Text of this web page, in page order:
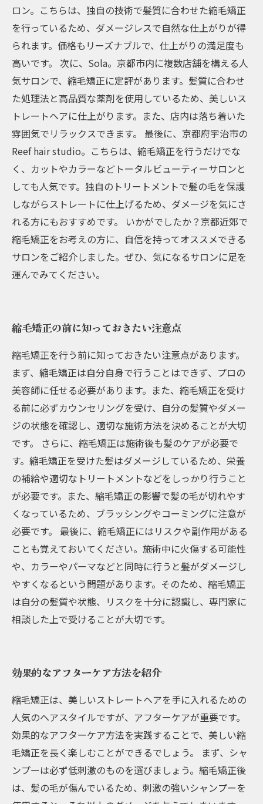
ロン。こちらは、独自の技術で髪質に合わせた縮毛矯正
を行っているため、ダメージレスで自然な仕上がりが得
られます。価格もリーズナブルで、仕上がりの満足度も
高いです。 次に、Sola。京都市内に複数店舗を構える人
気サロンで、縮毛矯正に定評があります。髪質に合わせ
た処理法と高品質な薬剤を使用しているため、美しいス
トレートヘアに仕上がります。また、店内は落ち着いた
雰囲気でリラックスできます。 最後に、京都府宇治市の
Reef hair studio。こちらは、縮毛矯正を行うだけでな
く、カットやカラーなどトータルビューティーサロンと
しても人気です。独自のトリートメントで髪の毛を保護
しながらストレートに仕上げるため、ダメージを気にさ
れる方にもおすすめです。 いかがでしたか？京都近郊で
縮毛矯正をお考えの方に、自信を持ってオススメできる
サロンをご紹介しました。ぜひ、気になるサロンに足を
運んでみてください。
縮毛矯正の前に知っておきたい注意点
縮毛矯正を行う前に知っておきたい注意点があります。
まず、縮毛矯正は自分自身で行うことはできず、プロの
美容師に任せる必要があります。また、縮毛矯正を受け
る前に必ずカウンセリングを受け、自分の髪質やダメー
ジの状態を確認し、適切な施術方法を決めることが大切
です。 さらに、縮毛矯正は施術後も髪のケアが必要で
す。縮毛矯正を受けた髪はダメージしているため、栄養
の補給や適切なトリートメントなどをしっかり行うこと
が必要です。また、縮毛矯正の影響で髪の毛が切れやす
くなっているため、ブラッシングやコーミングに注意が
必要です。 最後に、縮毛矯正にはリスクや副作用がある
ことも覚えておいてください。施術中に火傷する可能性
や、カラーやパーマなどと同時に行うと髪がダメージし
やすくなるという問題があります。そのため、縮毛矯正
は自分の髪質や状態、リスクを十分に認識し、専門家に
相談した上で受けることが大切です。
効果的なアフターケア方法を紹介
縮毛矯正は、美しいストレートヘアを手に入れるための
人気のヘアスタイルですが、アフターケアが重要です。
効果的なアフターケア方法を実践することで、美しい縮
毛矯正を長く楽しむことができるでしょう。 まず、シャ
ンプーは必ず低刺激のものを選びましょう。縮毛矯正後
は、髪の毛が傷んでいるため、刺激の強いシャンプーを